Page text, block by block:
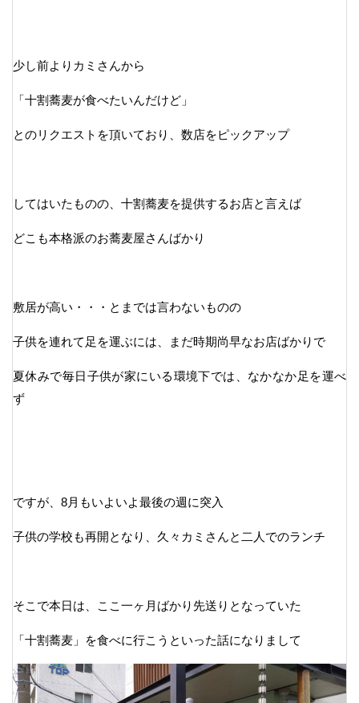
少し前よりカミさんから
「十割蕎麦が食べたいんだけど」
とのリクエストを頂いており、数店をピックアップ
してはいたものの、十割蕎麦を提供するお店と言えば
どこも本格派のお蕎麦屋さんばかり
敷居が高い・・・とまでは言わないものの
子供を連れて足を運ぶには、まだ時期尚早なお店ばかりで
夏休みで毎日子供が家にいる環境下では、なかなか足を運べ
ず
ですが、8月もいよいよ最後の週に突入
子供の学校も再開となり、久々カミさんと二人でのランチ
そこで本日は、ここ一ヶ月ばかり先送りとなっていた
「十割蕎麦」を食べに行こうといった話になりまして